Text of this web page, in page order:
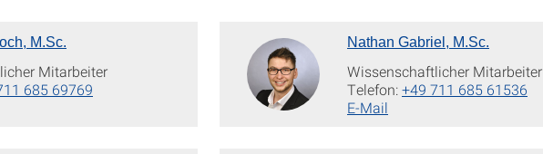
M.Sc.
Mitarbeiter
685 69769
Nathan Gabriel, M.Sc.
Wissenschaftlicher Mitarbeiter
Telefon:+49 711 685 61536
E-Mail